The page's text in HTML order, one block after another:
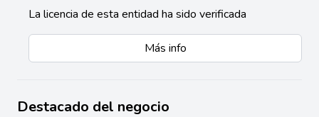
La licencia de esta entidad ha sido verificada
Más info
Destacado del negocio